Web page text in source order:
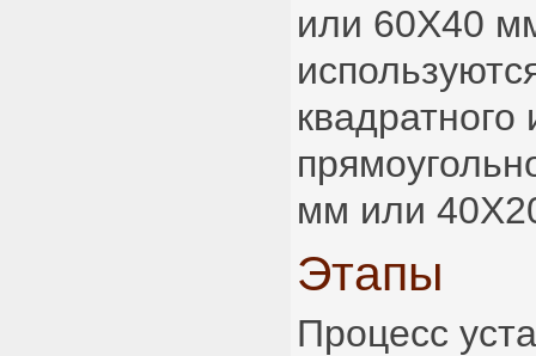
или 60Х40
квадратного
мм или
Этапы
Процесс